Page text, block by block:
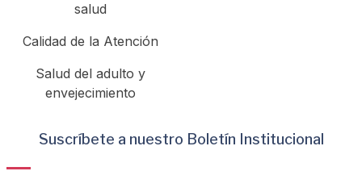
salud
Calidad de la Atención
Salud del adulto y
envejecimiento
Suscríbete a nuestro Boletín Institucional